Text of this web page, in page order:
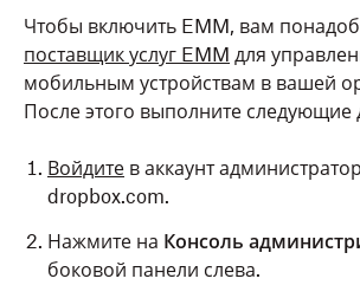
Чтобы включить EMM, вам
поставщик услуг EMM для
мобильным устройствам в вашей
После этого выполните следующие
Войдите в аккаунт
dropbox.com.
Нажмите на Консоль
боковой панели слева.